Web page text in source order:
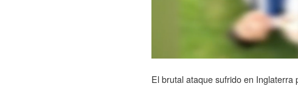
El brutal ataque sufrido en